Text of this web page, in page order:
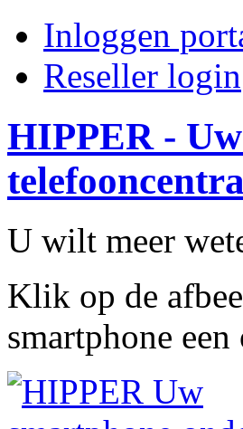
Inloggen
Reseller login
HIPPER -
U wilt meer
Klik op de
smartphone